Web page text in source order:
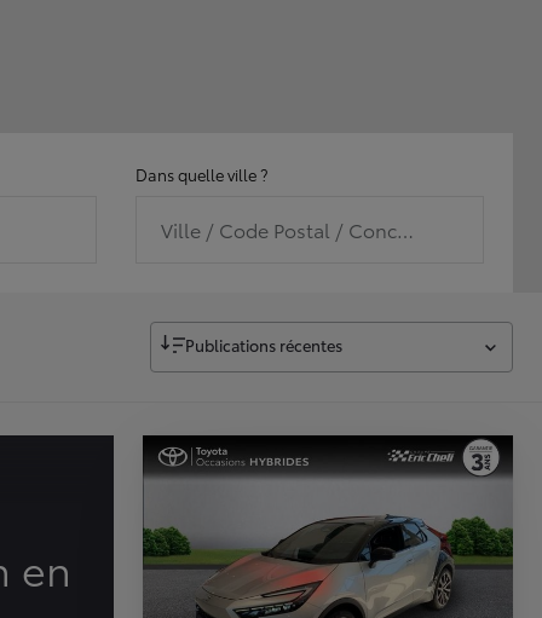
Dans quelle ville ?
Ville / Code Postal / Concession
Publications récentes
en